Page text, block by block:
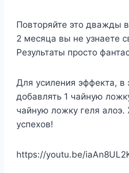
Повторяйте это дважды
2 месяца вы не узнаете
Результаты просто
Для усиления эффекта, в
добавлять 1 чайную
чайную ложку геля
успехов!
https://youtu.be/